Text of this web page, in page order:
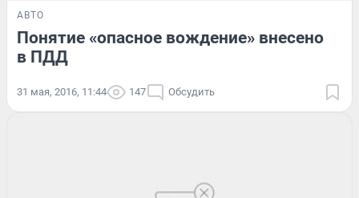
АВТО
Понятие «опасное вождение» внесено
в ПДД
31 мая, 2016, 11:44 147 Обсудить